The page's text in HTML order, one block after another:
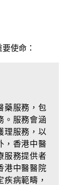
使命：
藥服務，包
。服務會涵
理服務，以
，香港中醫
服務提供者
港中醫醫院
病範疇，